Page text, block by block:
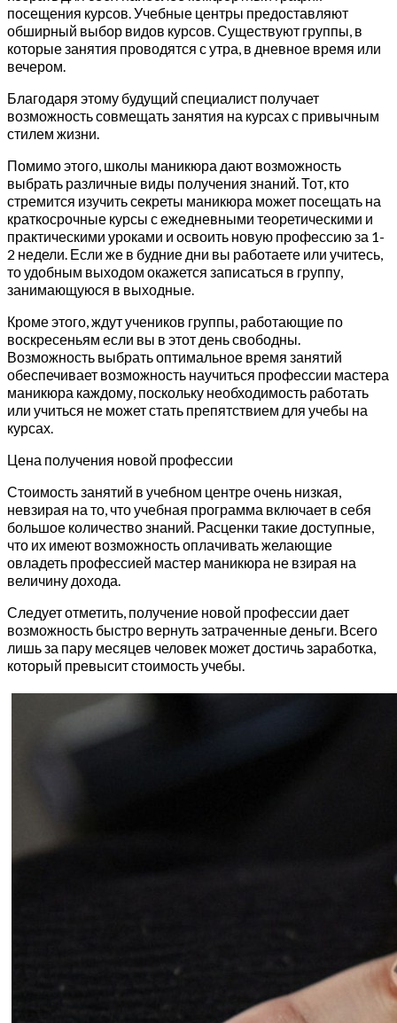
посещения курсов. Учебные центры предоставляют
обширный выбор видов курсов. Существуют группы, в
которые занятия проводятся с утра, в дневное время или
вечером.
Благодаря этому будущий специалист получает
возможность совмещать занятия на курсах с привычным
стилем жизни.
Помимо этого, школы маникюра дают возможность
выбрать различные виды получения знаний. Тот, кто
стремится изучить секреты маникюра может посещать на
краткосрочные курсы с ежедневными теоретическими и
практическими уроками и освоить новую профессию за 1-
2 недели. Если же в будние дни вы работаете или учитесь,
то удобным выходом окажется записаться в группу,
занимающуюся в выходные.
Кроме этого, ждут учеников группы, работающие по
воскресеньям если вы в этот день свободны.
Возможность выбрать оптимальное время занятий
обеспечивает возможность научиться профессии мастера
маникюра каждому, поскольку необходимость работать
или учиться не может стать препятствием для учебы на
курсах.
Цена получения новой профессии
Стоимость занятий в учебном центре очень низкая,
невзирая на то, что учебная программа включает в себя
большое количество знаний. Расценки такие доступные,
что их имеют возможность оплачивать желающие
овладеть профессией мастер маникюра не взирая на
величину дохода.
Следует отметить, получение новой профессии дает
возможность быстро вернуть затраченные деньги. Всего
лишь за пару месяцев человек может достичь заработка,
который превысит стоимость учебы.